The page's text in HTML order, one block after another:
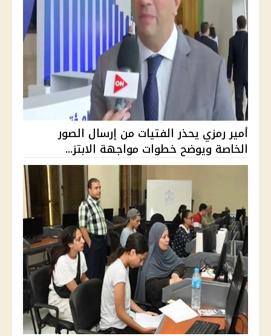
أمير رمزي يحذر الفتيات من إرسال الصور
الخاصة ويوضح خطوات مواجهة الابتز...